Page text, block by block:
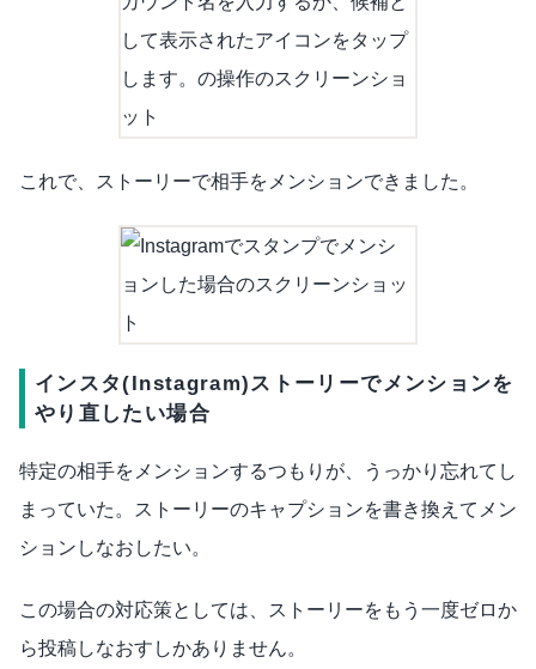
これで、ストーリーで相手をメンションできました。
インスタ(Instagram)ストーリーでメンションを
やり直したい場合
特定の相手をメンションするつもりが、うっかり忘れてし
まっていた。ストーリーのキャプションを書き換えてメン
ションしなおしたい。
この場合の対応策としては、ストーリーをもう一度ゼロか
ら投稿しなおすしかありません。